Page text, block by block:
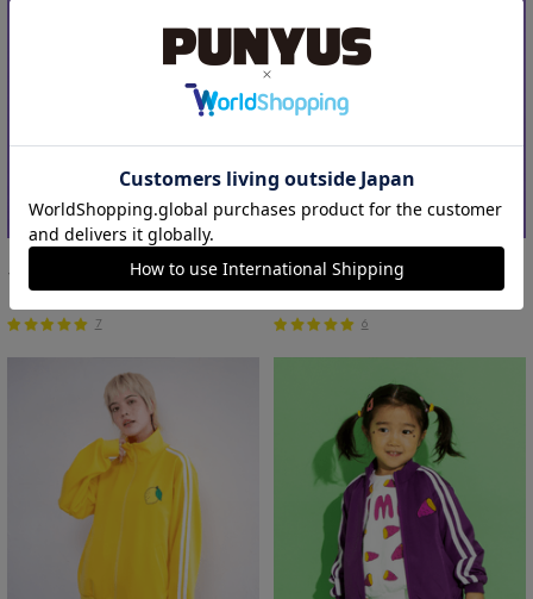
フード総柄スウェット(LEMON NINJIN EDAMAME)
7 6